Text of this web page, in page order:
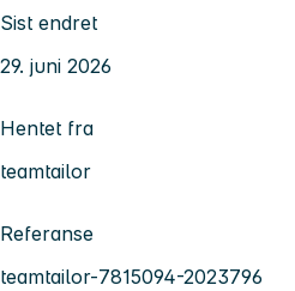
Sist endret
29. juni 2026
Hentet fra
teamtailor
Referanse
teamtailor-7815094-2023796